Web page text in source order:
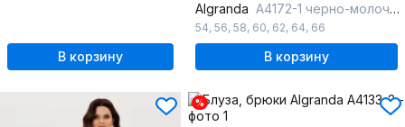
В корзину
Algranda А4172-1 черно-молочный
54, 56, 58, 60, 62, 64, 66
В корзину
%